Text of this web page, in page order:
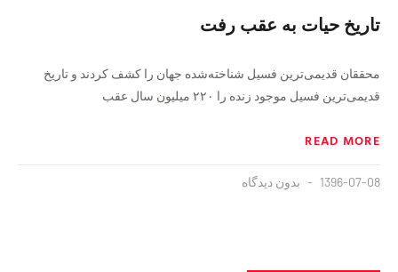
تاریخ حیات به عقب رفت
محققان قدیمی‌ترین فسیل شناخته‌شده جهان را کشف کردند و تاریخ
قدیمی‌ترین‌ فسیل موجود زنده را ۲۲۰ میلیون سال عقب
READ MORE
1396-07-08 بدون دیدگاه